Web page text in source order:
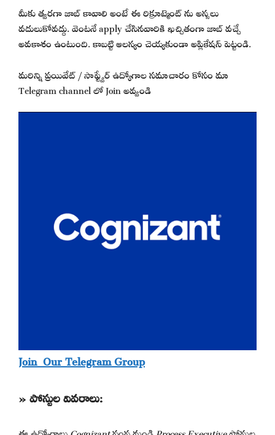
మీకు త్వరగా జాబ్ కావాలి అంటే ఈ రిక్రూట్మెంట్ ను అస్సలు
వదులుకోవద్దు. వెంటనే apply చేసినవారికి ఖచ్చితంగా జాబ్ వచ్చే
అవకాశం ఉంటుంది. కాబట్టి ఆలస్యం చెయ్యకుండా అప్లికేషన్ పెట్టండి.
మరిన్ని ప్రయివేట్ / సాఫ్ట్వేర్ ఉద్యోగాల సమాచారం కోసం మా
Telegram channel లో Join అవ్వండి
Join Our Telegram Group
» పోస్టుల వివరాలు: